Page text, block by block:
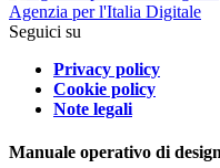
Agenzia per l'Italia Digitale
Seguici su
Privacy policy
Cookie policy
Note legali
Manuale operativo di design